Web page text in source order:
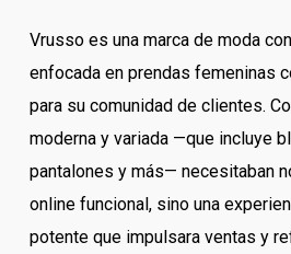
Vrusso es una marca de moda
enfocada en prendas femeninas
para su comunidad de clientes.
moderna y variada —que incluye
pantalones y más— necesitaban
online funcional, sino una
potente que impulsara ventas y